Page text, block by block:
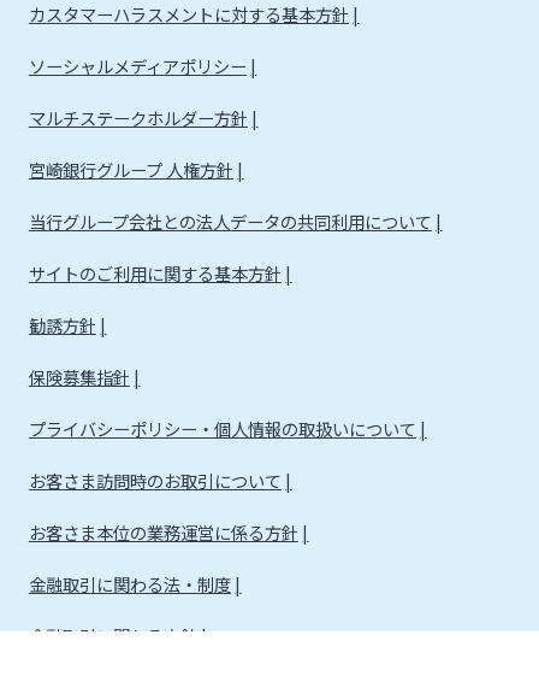
カスタマーハラスメントに対する基本方針
ソーシャルメディアポリシー
マルチステークホルダー方針
宮崎銀行グループ 人権方針
当行グループ会社との法人データの共同利用について
サイトのご利用に関する基本方針
勧誘方針
保険募集指針
プライバシーポリシー・個人情報の取扱いについて
お客さま訪問時のお取引について
お客さま本位の業務運営に係る方針
金融取引に関わる法・制度
金融取引に関わる方針